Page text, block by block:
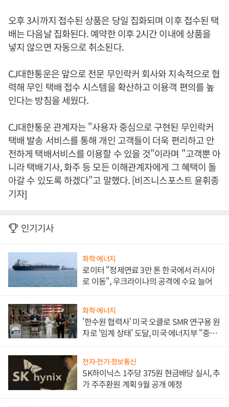
오후 3시까지 접수된 상품은 당일 집화되며 이후 접수된 택
배는 다음날 집화된다. 예약한 이후 2시간 이내에 상품을
넣지 않으면 자동으로 취소된다.
CJ대한통운은 앞으로 전문 무인락커 회사와 지속적으로 협
력해 무인 택배 접수 시스템을 확산하고 이용객 편의를 높
인다는 방침을 세웠다.
CJ대한통운 관계자는 "사용자 중심으로 구현된 무인락커
택배 발송 서비스를 통해 개인 고객들이 더욱 편리하고 안
전하게 택배서비스를 이용할 수 있을 것"이라며 "고객뿐 아
니라 택배기사, 화주 등 모든 이해관계자에게 그 혜택이 돌
아갈 수 있도록 하겠다"고 말했다. [비즈니스포스트 윤휘종
기자]
인기기사
화학·에너지
로이터 "정제연료 3만 톤 한국에서 러시아
로 이동", 우크라이나의 공격에 수요 늘어
화학·에너지
'한수원 협력사' 미국 오클로 SMR 연구용 원
자로 '임계 상태' 도달, 미국 에너지부 "중요
전자·전기·정보통신
SK하이닉스 1주당 375원 현금배당 실시, 추
가 주주환원 계획 9월 공개 예정